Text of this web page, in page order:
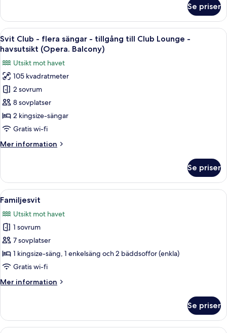
-
viss
havsutsikt
rum
1
kingsize-
-
balkong
viss
havsutsikt
Se priser
Öppna
alla
för
Svit
Club
-
flera
sängar
tillgång
Lounge
-
havsutsikt
(Opera.
Balcony)
Ett hotellrum med en säng, en
13
Svit Club - flera sängar - tillgång till Club Lounge -
havsutsikt (Opera. Balcony)
Utsikt mot havet
105 kvadratmeter
2 sovrum
8 sovplatser
2 kingsize-sängar
Gratis wi-fi
Mer information
Mer
Club
flera
sängar
-
tillgång
Club
Lounge
havsutsikt
(Opera.
Se priser
Öppna
alla
foton
för
Familjesvit
Duntäcken, minibar,
5
Familjesvit
Utsikt mot havet
1 sovrum
7 sovplatser
1 kingsize-säng, 1 enkelsäng och 2 bäddsoffor (enkla)
Gratis wi-fi
Mer information
Mer
Se priser
Ett hotellrum med en säng, ett